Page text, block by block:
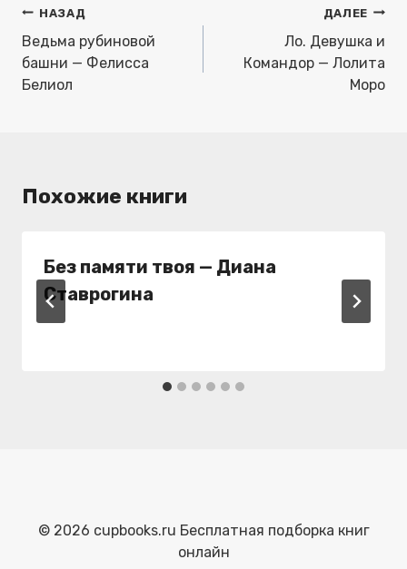
Навигация
по
записям
НАЗАД
Ведьма рубиновой
башни — Фелисса
Белиол
ДАЛЕЕ
Ло. Девушка и
Командор — Лолита
Моро
Похожие книги
Без памяти твоя — Диана
Ставрогина
© 2026 cupbooks.ru Бесплатная подборка книг
онлайн